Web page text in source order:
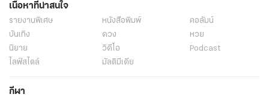
เนื้อหาที่น่าสนใจ
รายงานพิเศษ หนังสือพิมพ์
คอลัมน์
บันเทิง
ดวง
หวย
นิยาย
วิดีโอ
Podcast
ไลฟ์สไตล์
มัลติมีเดีย
กีฬา